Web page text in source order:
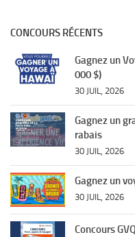
CONCOURS RÉCENTS
Gagnez un
000 $)
30 JUIL, 2026
Gagnez un
rabais
30 JUIL, 2026
Gagnez un
30 JUIL, 2026
Concours